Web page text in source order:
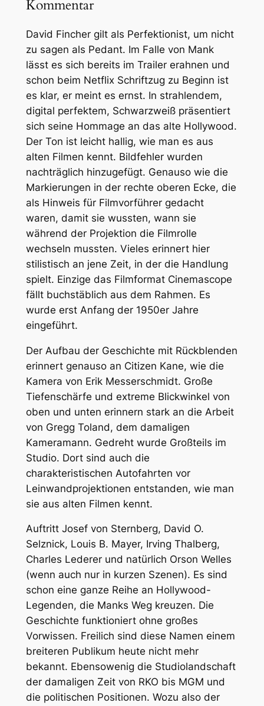
Kommentar
David Fincher gilt als Perfektionist, um nicht
zu sagen als Pedant. Im Falle von Mank
lässt es sich bereits im Trailer erahnen und
schon beim Netflix Schriftzug zu Beginn ist
es klar, er meint es ernst. In strahlendem,
digital perfektem, Schwarzweiß präsentiert
sich seine Hommage an das alte Hollywood.
Der Ton ist leicht hallig, wie man es aus
alten Filmen kennt. Bildfehler wurden
nachträglich hinzugefügt. Genauso wie die
Markierungen in der rechte oberen Ecke, die
als Hinweis für Filmvorführer gedacht
waren, damit sie wussten, wann sie
während der Projektion die Filmrolle
wechseln mussten. Vieles erinnert hier
stilistisch an jene Zeit, in der die Handlung
spielt. Einzige das Filmformat Cinemascope
fällt buchstäblich aus dem Rahmen. Es
wurde erst Anfang der 1950er Jahre
eingeführt.
Der Aufbau der Geschichte mit Rückblenden
erinnert genauso an Citizen Kane, wie die
Kamera von Erik Messerschmidt. Große
Tiefenschärfe und extreme Blickwinkel von
oben und unten erinnern stark an die Arbeit
von Gregg Toland, dem damaligen
Kameramann. Gedreht wurde Großteils im
Studio. Dort sind auch die
charakteristischen Autofahrten vor
Leinwandprojektionen entstanden, wie man
sie aus alten Filmen kennt.
Auftritt Josef von Sternberg, David O.
Selznick, Louis B. Mayer, Irving Thalberg,
Charles Lederer und natürlich Orson Welles
(wenn auch nur in kurzen Szenen). Es sind
schon eine ganze Reihe an Hollywood-
Legenden, die Manks Weg kreuzen. Die
Geschichte funktioniert ohne großes
Vorwissen. Freilich sind diese Namen einem
breiteren Publikum heute nicht mehr
bekannt. Ebensowenig die Studiolandschaft
der damaligen Zeit von RKO bis MGM und
die politischen Positionen. Wozu also der